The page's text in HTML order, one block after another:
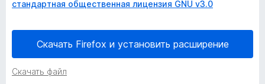
t
c
h
стандартная общественная лицензия GNU v3.0
Скачать Firefox и установить расширение
Скачать файл